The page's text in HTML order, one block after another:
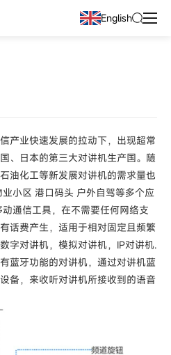
English
产业快速发展的拉动下，出现超常
、日本的第三大对讲机生产国。随
油化工等新发展对讲机的需求量也
小区 港口码头 户外自驾等多个应
通信工具，在不需要任何网络支
话费产生，适用于相对固定且频繁
字对讲机，模拟对讲机，IP对讲机.
蓝牙功能的对讲机，通过对讲机蓝
备，来收听对讲机所接收到的语音